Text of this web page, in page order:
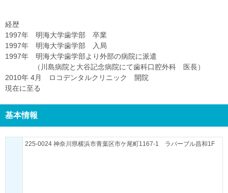
経歴
1997年 明海大学歯学部 卒業
1997年 明海大学歯学部 入局
1997年 明海大学歯学部より外部の病院に派遣
（川島病院と大谷記念病院にて歯科口腔外科 医長）
2010年 4月 ロコデンタルクリニック 開院
現在に至る
基本情報
225-0024 神奈川県横浜市青葉区市ケ尾町1167-1 ラバーブル昌和1F